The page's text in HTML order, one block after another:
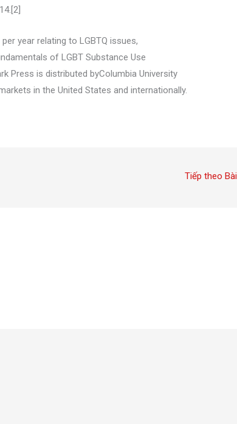
year relating to LGBTQ issues,
of LGBT Substance Use
Press is distributed byColumbia University
in the United States and internationally.
Tiếp theo